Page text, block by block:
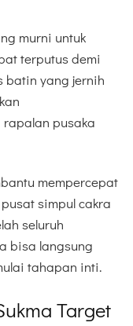
murni untuk
terputus demi
batin yang jernih
pusaka
mempercepat
simpul cakra
seluruh
bisa langsung
tahapan inti.
Target